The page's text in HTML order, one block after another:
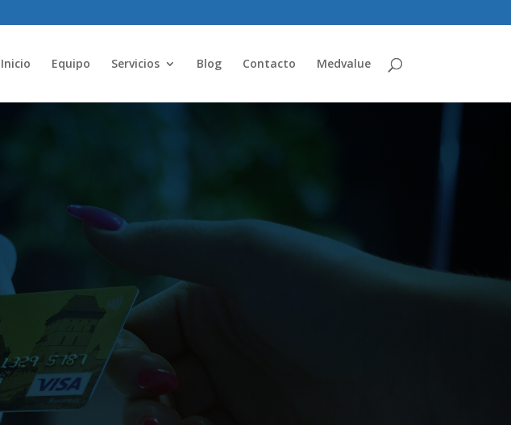
Inicio Equipo Servicios Blog Contacto Medvalue